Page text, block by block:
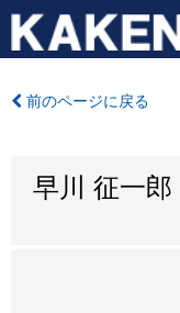
前のページに戻る
早川 征一郎